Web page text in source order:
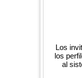
Los
los
al